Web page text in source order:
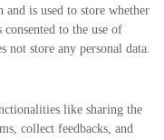
and is used to store whether
consented to the use of
not store any personal data.
like sharing the
collect feedbacks, and